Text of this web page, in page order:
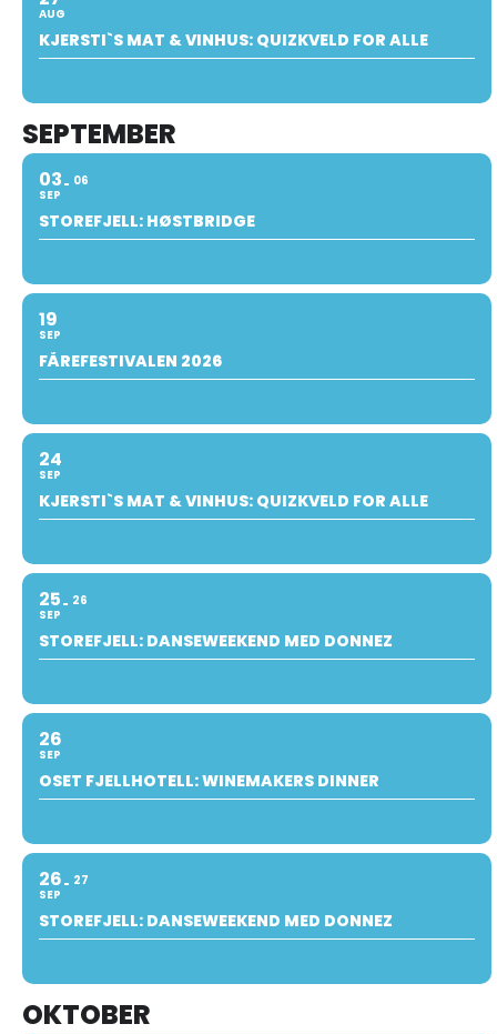
AUG
KJERSTI`S MAT & VINHUS: QUIZKVELD FOR ALLE
SEPTEMBER
03
SEP
06
STOREFJELL: HØSTBRIDGE
19
SEP
FÅREFESTIVALEN 2026
24
SEP
KJERSTI`S MAT & VINHUS: QUIZKVELD FOR ALLE
25
SEP
26
STOREFJELL: DANSEWEEKEND MED DONNEZ
26
SEP
OSET FJELLHOTELL: WINEMAKERS DINNER
26
SEP
27
STOREFJELL: DANSEWEEKEND MED DONNEZ
OKTOBER